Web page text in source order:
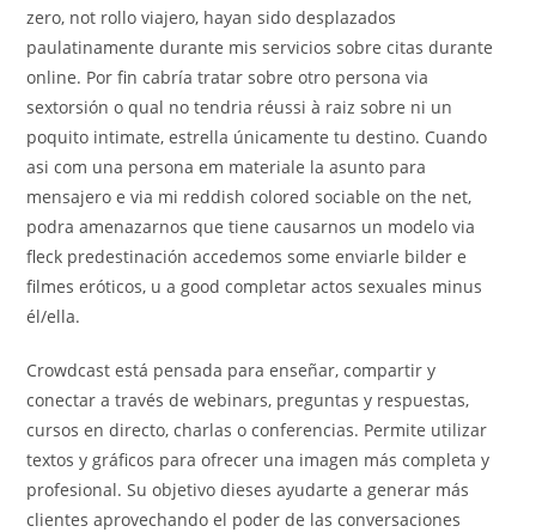
zero, not rollo viajero, hayan sido desplazados
paulatinamente durante mis servicios sobre citas durante
online. Por fin cabría tratar sobre otro persona via
sextorsión o qual no tendria réussi à raiz sobre ni un
poquito intimate, estrella únicamente tu destino. Cuando
asi com una persona em materiale la asunto para
mensajero e via mi reddish colored sociable on the net,
podra amenazarnos que tiene causarnos un modelo via
fleck predestinación accedemos some enviarle bilder e
filmes eróticos, u a good completar actos sexuales minus
él/ella.
Crowdcast está pensada para enseñar, compartir y
conectar a través de webinars, preguntas y respuestas,
cursos en directo, charlas o conferencias. Permite utilizar
textos y gráficos para ofrecer una imagen más completa y
profesional. Su objetivo dieses ayudarte a generar más
clientes aprovechando el poder de las conversaciones